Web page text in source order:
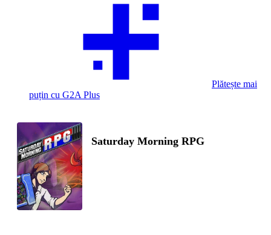
Plătește mai
puțin cu G2A Plus
Saturday Morning RPG